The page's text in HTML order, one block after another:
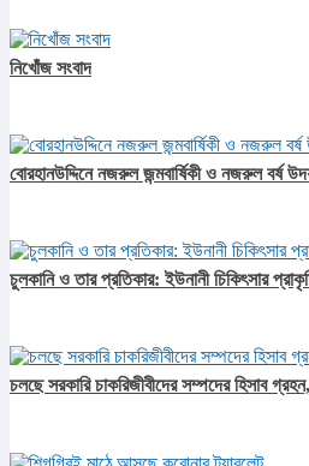
নিখোঁজ সংবাদ
বোরহানউদ্দিনে নজরুল জন্মবার্ষিকী ও নজরুল বর্ষ
চুলকানি ও তার প্রতিকার: ইউনানী চিকিৎসার
চলছে সরকারি চাকরিজীবীদের সম্পদের হিসাব